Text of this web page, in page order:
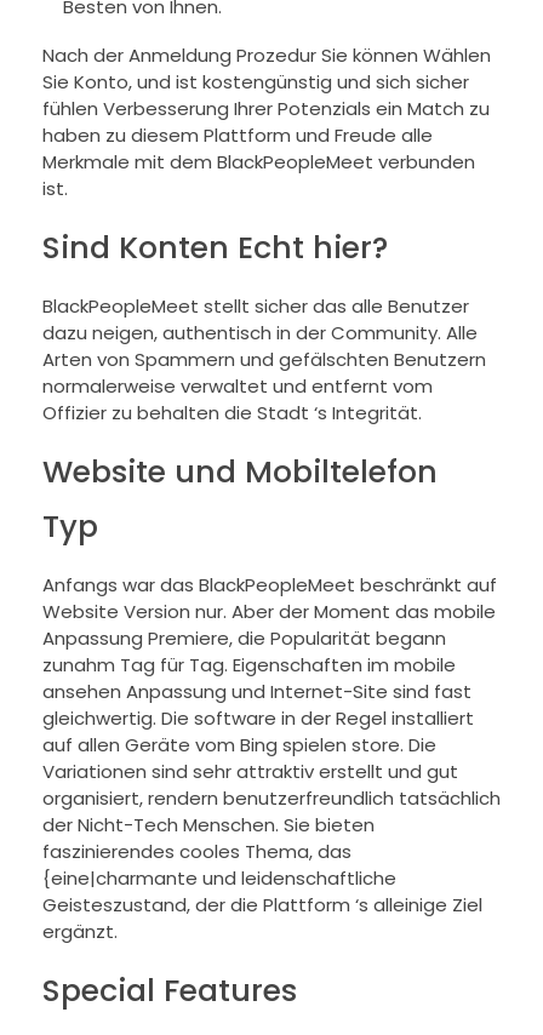
Besten von Ihnen.
Nach der Anmeldung Prozedur Sie können Wählen
Sie Konto, und ist kostengünstig und sich sicher
fühlen Verbesserung Ihrer Potenzials ein Match zu
haben zu diesem Plattform und Freude alle
Merkmale mit dem BlackPeopleMeet verbunden
ist.
Sind Konten Echt hier?
BlackPeopleMeet stellt sicher das alle Benutzer
dazu neigen, authentisch in der Community. Alle
Arten von Spammern und gefälschten Benutzern
normalerweise verwaltet und entfernt vom
Offizier zu behalten die Stadt ‘s Integrität.
Website und Mobiltelefon
Typ
Anfangs war das BlackPeopleMeet beschränkt auf
Website Version nur. Aber der Moment das mobile
Anpassung Premiere, die Popularität begann
zunahm Tag für Tag. Eigenschaften im mobile
ansehen Anpassung und Internet-Site sind fast
gleichwertig. Die software in der Regel installiert
auf allen Geräte vom Bing spielen store. Die
Variationen sind sehr attraktiv erstellt und gut
organisiert, rendern benutzerfreundlich tatsächlich
der Nicht-Tech Menschen. Sie bieten
faszinierendes cooles Thema, das
{eine|charmante und leidenschaftliche
Geisteszustand, der die Plattform ‘s alleinige Ziel
ergänzt.
Special Features